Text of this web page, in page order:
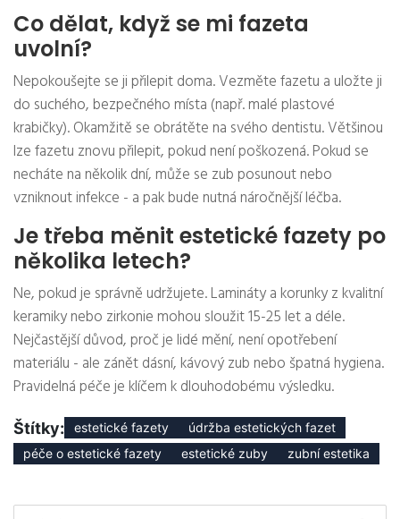
Co dělat, když se mi fazeta
uvolní?
Nepokoušejte se ji přilepit doma. Vezměte fazetu a uložte ji
do suchého, bezpečného místa (např. malé plastové
krabičky). Okamžitě se obrátěte na svého dentistu. Většinou
lze fazetu znovu přilepit, pokud není poškozená. Pokud se
necháte na několik dní, může se zub posunout nebo
vzniknout infekce - a pak bude nutná náročnější léčba.
Je třeba měnit estetické fazety po
několika letech?
Ne, pokud je správně udržujete. Lamináty a korunky z kvalitní
keramiky nebo zirkonie mohou sloužit 15-25 let a déle.
Nejčastější důvod, proč je lidé mění, není opotřebení
materiálu - ale zánět dásní, kávový zub nebo špatná hygiena.
Pravidelná péče je klíčem k dlouhodobému výsledku.
Štítky: estetické fazety
údržba estetických fazet
péče o estetické fazety
estetické zuby zubní estetika